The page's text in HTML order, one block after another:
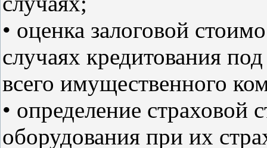
• оценка залоговой
случаях кредитования
всего имущественного
• определение
оборудования при их